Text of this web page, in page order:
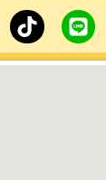
T
i
k
L
i
n